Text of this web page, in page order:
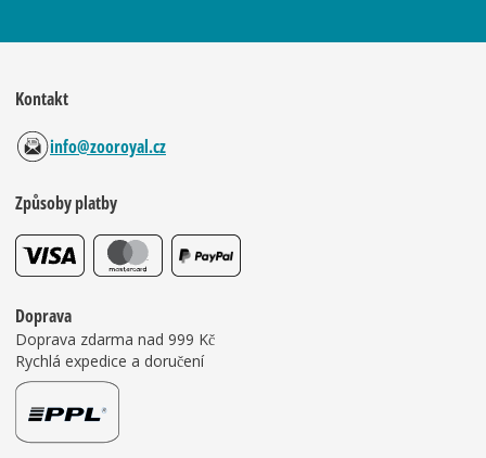
Kontakt
info@zooroyal.cz
Způsoby platby
Doprava
Doprava zdarma nad 999 Kč
Rychlá expedice a doručení